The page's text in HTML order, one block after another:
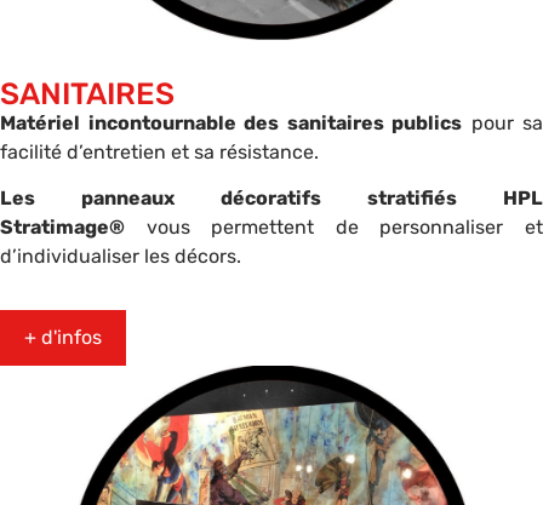
SANITAIRES
Matériel incontournable des sanitaires publics pour sa
facilité d’entretien et sa résistance.
Les panneaux décoratifs stratifiés HPL
Stratimage® vous permettent de personnaliser et
d’individualiser les décors.
+ d'infos